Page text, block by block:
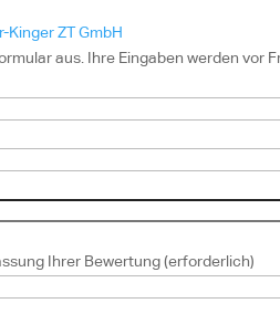
Kinger ZT GmbH
aus. Ihre Eingaben werden vor
Ihrer Bewertung (erforderlich)